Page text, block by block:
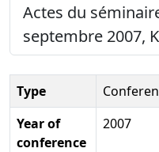
Actes du
septembre 2007,
Type
Year of
conference
2007